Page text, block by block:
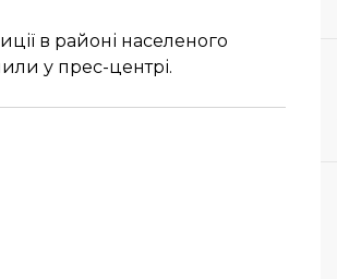
в районі населеного
у прес-центрі.